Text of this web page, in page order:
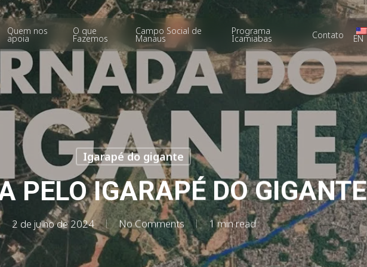
Quem nos
apoia
O que
Fazemos
Campo Social de
Manaus
Programa
Icamiabas Contato EN
Igarapé do gigante
PELO IGARAPÉ DO GIGANTE
2 de julho de 2024 No Comments 1 min read